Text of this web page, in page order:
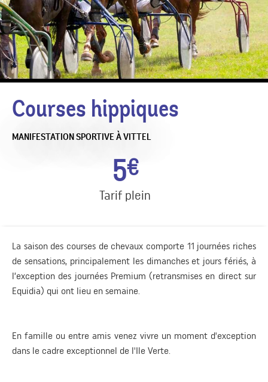
Courses hippiques
MANIFESTATION SPORTIVE À VITTEL
5€
Tarif plein
La saison des courses de chevaux comporte 11 journées riches
de sensations, principalement les dimanches et jours fériés, à
l’exception des journées Premium (retransmises en direct sur
Equidia) qui ont lieu en semaine.
En famille ou entre amis venez vivre un moment d'exception
dans le cadre exceptionnel de l'Ile Verte.